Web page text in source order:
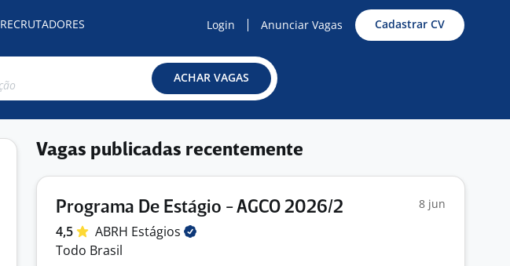
RECRUTADORES Login Anunciar Vagas Cadastrar CV
ACHAR VAGAS
Vagas publicadas recentemente
Programa De Estágio - AGCO 2026/2 8 jun
4,5 ABRH Estágios
Todo Brasil